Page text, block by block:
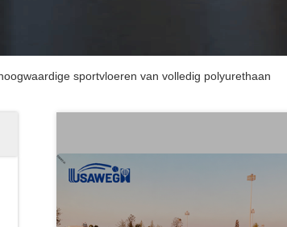
sportvloeren van volledig polyurethaan